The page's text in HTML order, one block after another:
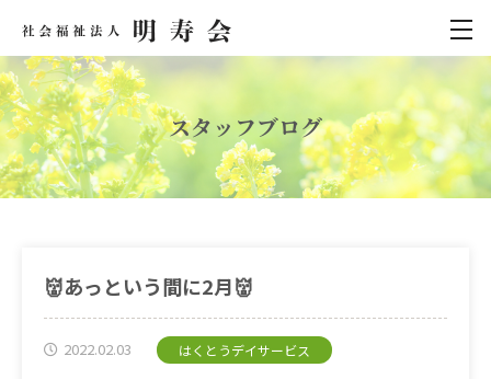
スタッフブログ
👹あっという間に2月👹
2022.02.03 はくとうデイサービス